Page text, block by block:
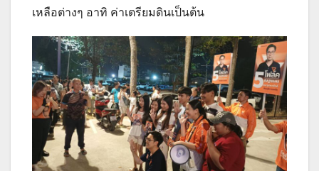
เหลือต่างๆ อาทิ ค่าเตรียมดินเป็นต้น